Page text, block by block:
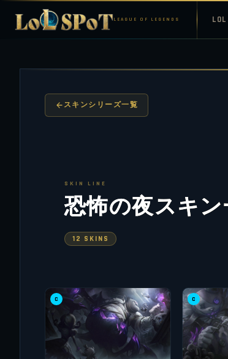
LEAGUE OF LEGENDS
スキンシリーズ一覧
SKIN LINE
恐怖の夜スキ
12 SKINS
C C